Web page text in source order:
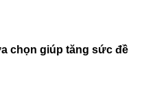
chọn giúp tăng sức đề